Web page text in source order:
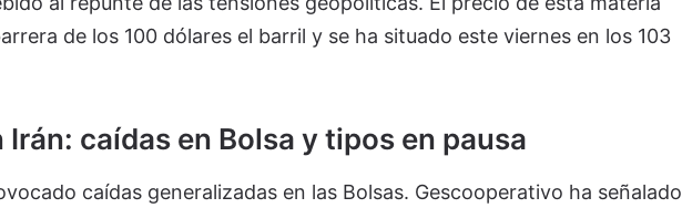
de los 100 dólares el barril y se ha situado este viernes en los 103
caídas en Bolsa y tipos en pausa
caídas generalizadas en las Bolsas. Gescooperativo ha señalado